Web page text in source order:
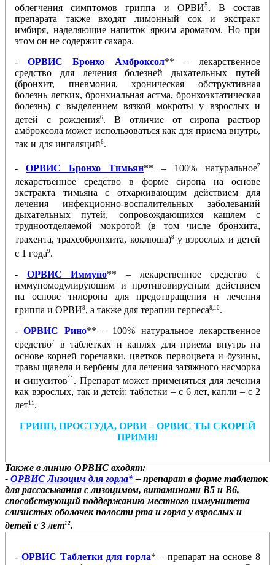
облегчения симптомов гриппа и ОРВИ5. В состав
препарата также входят лимонный сок и экстракт
имбиря, наделяющие напиток ярким ароматом. Но при
этом он не содержит сахара.
-ОРВИС Бронхо Амброксол** – лекарственное
средство для лечения болезней дыхательных путей
(бронхит, пневмония, хроническая обструктивная
болезнь легких, бронхиальная астма, бронхоэктатическая
болезнь) с выделением вязкой мокроты у взрослых и
детей с рождения6. В отличие от сиропа раствор
амброксола может использоваться как для приема внутрь,
так и для ингаляций6.
- ОРВИС Бронхо Тимьян** – 100% натуральное7
лекарственное средство в форме сиропа на основе
экстракта тимьяна с отхаркивающим действием для
лечения инфекционно-воспалительных заболеваний
дыхательных путей, сопровождающихся кашлем с
трудноотделяемой мокротой (в том числе бронхита,
трахеита, трахеобронхита, коклюша)8 у взрослых и детей
с 1 года9.
- ОРВИС Иммуно** – лекарственное средство с
иммуномодулирующим и противовирусным действием
на основе тилорона для предотвращения и лечения
гриппа и ОРВИ8 , а также для терапии герпеса8,10.
-ОРВИС Рино** – 100% натуральное лекарственное
средство7
в таблетках и каплях для приема внутрь на
основе корней горечавки, цветков первоцвета и бузины,
травы щавеля и вербены для лечения затяжного насморка
и синуситов 11 . Препарат может применяться для лечения
как взрослых, так и детей: таблетки – с 6 лет, капли – с 2
лет11 .
ГРИПП, ПРОСТУДА, ОРВИ – ОРВИС ТЫ СКОРЕЙ
ПРИМИ!
Также в линию ОРВИС входят:
- ОРВИС Лизоцим для горла* – препарат в форме таблеток
для рассасывания с лизоцимом, витаминами В5 и В6,
способствующий поддержанию местного иммунитета
слизистых оболочек полости рта и горла у взрослых и
детей с 3 лет12.
- ОРВИС Таблетки для горла* – препарат на основе 8